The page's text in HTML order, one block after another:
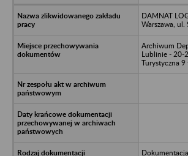
DAMNAT
Warszawa,
Archiwum
Lublinie - 20-
Turystyczna